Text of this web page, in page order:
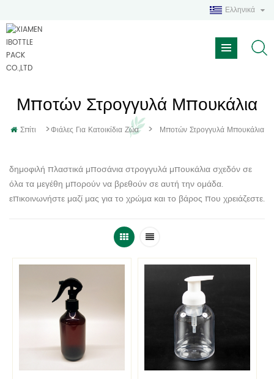
Ελληνικά
Μποτών Στρογγυλά Μπουκάλια
Σπίτι >Φιάλες Για Κατοικίδια Ζώα > Μποτών Στρογγυλά Μπουκάλια
δημοφιλή πλαστικά μποσάνια στρογγυλά μπουκάλια σχεδόν σε
όλα τα μεγέθη μπορούν να βρεθούν σε αυτή την ομάδα.
επικοινωνήστε μαζί μας για το χρώμα και το βάρος που χρειάζεστε.